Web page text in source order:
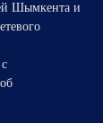
Шымкента и